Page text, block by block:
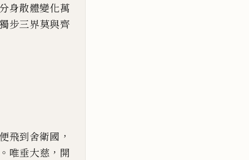
分身散體變化萬
步三界莫與齊
飛到舍衛國 ，
。 唯垂大慈 ， 開